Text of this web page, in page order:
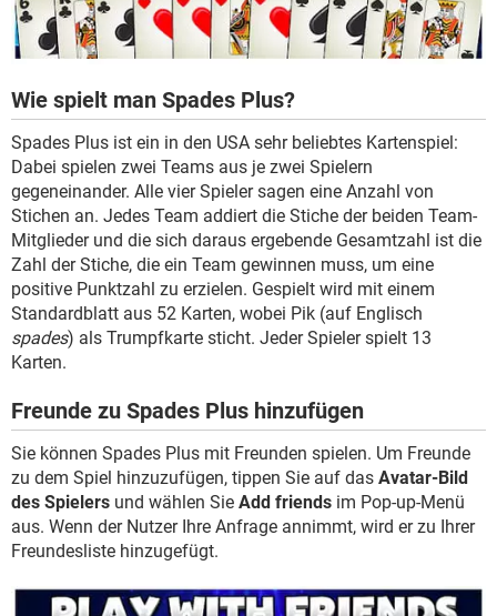
Wie spielt man Spades Plus?
Spades Plus ist ein in den USA sehr beliebtes Kartenspiel:
Dabei spielen zwei Teams aus je zwei Spielern
gegeneinander. Alle vier Spieler sagen eine Anzahl von
Stichen an. Jedes Team addiert die Stiche der beiden Team-
Mitglieder und die sich daraus ergebende Gesamtzahl ist die
Zahl der Stiche, die ein Team gewinnen muss, um eine
positive Punktzahl zu erzielen. Gespielt wird mit einem
Standardblatt aus 52 Karten, wobei Pik (auf Englisch
spades) als Trumpfkarte sticht. Jeder Spieler spielt 13
Karten.
Freunde zu Spades Plus hinzufügen
Sie können Spades Plus mit Freunden spielen. Um Freunde
zu dem Spiel hinzuzufügen, tippen Sie auf das Avatar-Bild
des Spielers und wählen Sie Add friends im Pop-up-Menü
aus. Wenn der Nutzer Ihre Anfrage annimmt, wird er zu Ihrer
Freundesliste hinzugefügt.